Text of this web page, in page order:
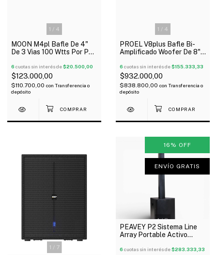
1 / 4
MOON M4pl Bafle De 4"
De 3 Vias 100 Wtts Por Par
6 cuotas sin interés de$20.500,00
$123.000,00
$110.700,00 con Transferencia o
depósito
1 / 4
PROEL V8plus Bafle Bi-
Amplificado Woofer De 8"
Oferta!
6 cuotas sin interés de$155.333,33
$932.000,00
$838.800,00 con Transferencia o
depósito
1 / 7
1/3
16 % OFF
ENVÍO GRATIS
PEAVEY P2 Sistema Line
Array Portable Activo
6 cuotas sin interés de$283.333,33